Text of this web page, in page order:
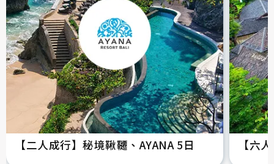
【二人成行】秘境鞦韆、AYANA 5日 【六